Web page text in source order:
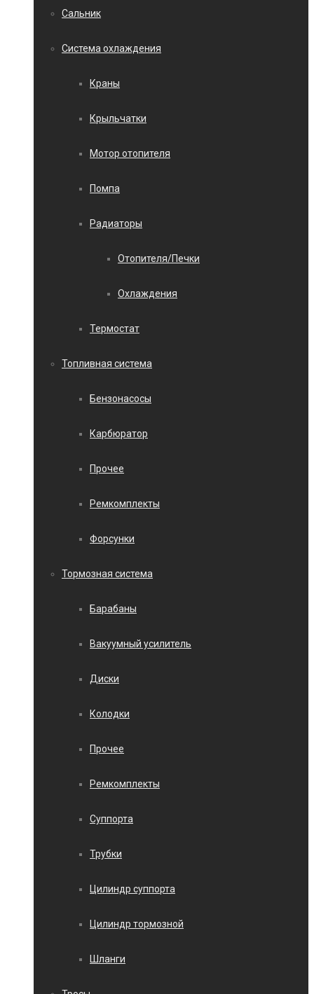
Сальник
Система охлаждения
Краны
Крыльчатки
Мотор отопителя
Помпа
Радиаторы
Отопителя/Печки
Охлаждения
Термостат
Топливная система
Бензонасосы
Карбюратор
Прочее
Ремкомплекты
Форсунки
Тормозная система
Барабаны
Вакуумный усилитель
Диски
Колодки
Прочее
Ремкомплекты
Суппорта
Трубки
Цилиндр суппорта
Цилиндр тормозной
Шланги